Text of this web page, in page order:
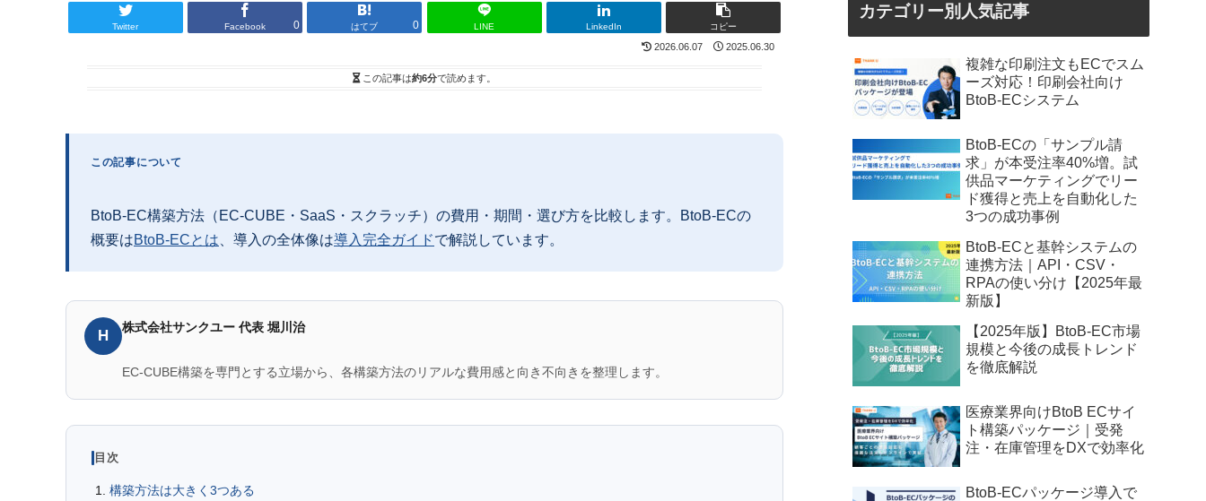
Twitter Facebook 0 はてブ 0 LINE LinkedIn コピー
2026.06.07 2025.06.30
この記事は約6分で読めます。
この記事について
BtoB-EC構築方法（EC-CUBE・SaaS・スクラッチ）の費用・期間・選び方を比較します。BtoB-ECの
概要はBtoB-ECとは 、導入の全体像は導入完全ガイドで解説しています。
H 株式会社サンクユー 代表 堀川治
EC-CUBE構築を専門とする立場から、各構築方法のリアルな費用感と向き不向きを整理します。
目次
構築方法は大きく3つある
カテゴリー別人気記事
複雑な印刷注文もECでスム
ーズ対応！印刷会社向け
BtoB-ECシステム
BtoB-ECの「サンプル請
求」が本受注率40%増。試
供品マーケティングでリー
ド獲得と売上を自動化した
3つの成功事例
BtoB-ECと基幹システムの
連携方法｜API・CSV・
RPAの使い分け【2025年最
新版】
【2025年版】BtoB-EC市場
規模と今後の成長トレンド
を徹底解説
医療業界向けBtoB ECサイ
ト構築パッケージ｜受発
注・在庫管理をDXで効率化
BtoB-ECパッケージ導入で